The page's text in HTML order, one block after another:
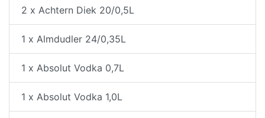
2 x Achtern Diek 20/0,5L
1 x Almdudler 24/0,35L
1 x Absolut Vodka 0,7L
1 x Absolut Vodka 1,0L